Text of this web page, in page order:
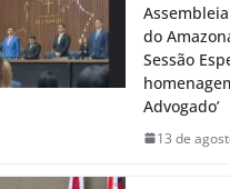
do
Sessão
Advogado’
13 de